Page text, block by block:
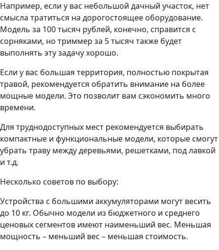
Например, если у вас небольшой дачный участок, нет
смысла тратиться на дорогостоящее оборудование.
Модель за 100 тысяч рублей, конечно, справится с
сорняками, но триммер за 5 тысяч также будет
выполнять эту задачу хорошо.
Если у вас большая территория, полностью покрытая
травой, рекомендуется обратить внимание на более
мощные модели. Это позволит вам сэкономить много
времени.
Для труднодоступных мест рекомендуется выбирать
компактные и функциональные модели, которые смогут
убрать траву между деревьями, решетками, под лавкой
и т.д.
Несколько советов по выбору:
Устройства с большими аккумуляторами могут весить
до 10 кг. Обычно модели из бюджетного и среднего
ценовых сегментов имеют наименьший вес. Меньшая
мощность – меньший вес – меньшая стоимость.